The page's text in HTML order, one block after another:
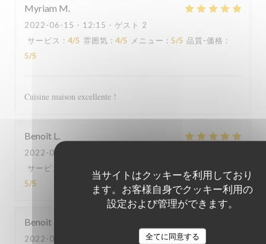
当サイトはクッキーを利用しており
ます。お客様自身でクッキー利用の
設定および管理ができます。
全てに同意する
Myriam M
2022-06-15 - 12:15 - ゲスト 2
サービス : 4/5 雰囲気 : 4/5 メニュー : 5/5 品質-価格 :
5/5
Cuisine maison excellente !
Benoît L
2022-06-03
サービス
5/5
Benoit
2022-06-03
- 12:30 - ゲスト 2